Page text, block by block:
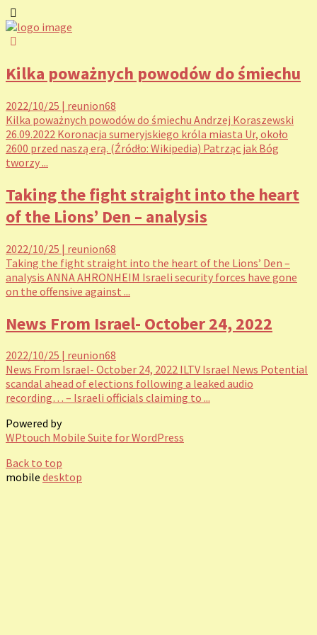
Kilka poważnych powodów do śmiechu
2022/10/25 | reunion68
Kilka poważnych powodów do śmiechu Andrzej Koraszewski
26.09.2022 Koronacja sumeryjskiego króla miasta Ur, około
2600 przed naszą erą. (Źródło: Wikipedia) Patrząc jak Bóg
tworzy ...
Taking the fight straight into the heart
of the Lions’ Den – analysis
2022/10/25 | reunion68
Taking the fight straight into the heart of the Lions’ Den –
analysis ANNA AHRONHEIM Israeli security forces have gone
on the offensive against ...
News From Israel- October 24, 2022
2022/10/25 | reunion68
News From Israel- October 24, 2022 ILTV Israel News Potential
scandal ahead of elections following a leaked audio
recording… – Israeli officials claiming to ...
Powered by
WPtouch Mobile Suite for WordPress
Back to top
mobile desktop